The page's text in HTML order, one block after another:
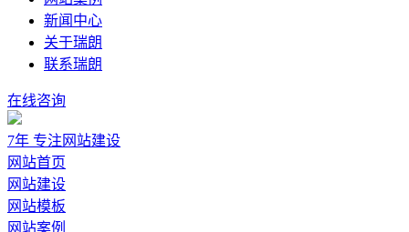
新闻中心
关于瑞朗
联系瑞朗
在线咨询
7年 专注网站建设
网站首页
网站建设
网站模板
网站案例